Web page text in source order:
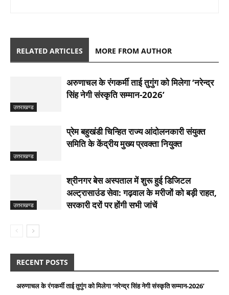
RELATED ARTICLES MORE FROM AUTHOR
उत्तराखण्ड
अरुणाचल के रंगकर्मी ताई तुगुंग को मिलेगा ‘नरेन्द्र
सिंह नेगी संस्कृति सम्मान-2026’
उत्तराखण्ड
प्रेम बहुखंडी चिन्हित राज्य आंदोलनकारी संयुक्त
समिति के केंद्रीय मुख्य प्रवक्ता नियुक्त
उत्तराखण्ड
श्रीनगर बेस अस्पताल में शुरू हुई डिजिटल
अल्ट्रासाउंड सेवा: गढ़वाल के मरीजों को बड़ी राहत,
सरकारी दरों पर होंगी सभी जांचें
RECENT POSTS
अरुणाचल के रंगकर्मी ताई तुगुंग को मिलेगा ‘नरेन्द्र सिंह नेगी संस्कृति सम्मान-2026’